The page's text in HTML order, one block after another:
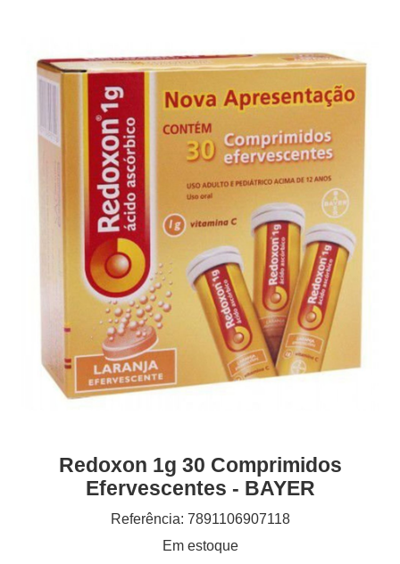
Redoxon 1g 30 Comprimidos
Efervescentes - BAYER
Referência: 7891106907118
Em estoque